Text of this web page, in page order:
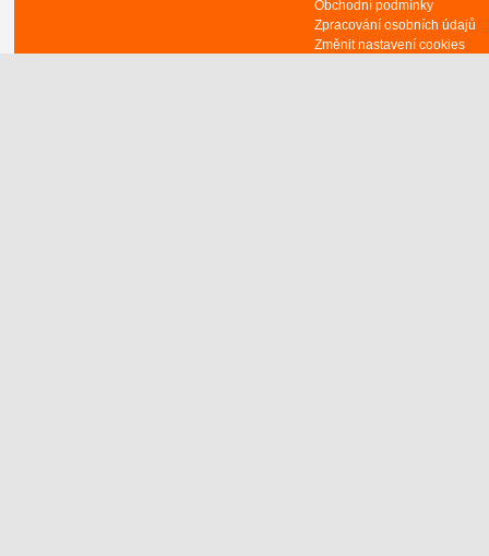
Obchodní podmínky
Zpracování osobních údajů
Změnit nastavení cookies